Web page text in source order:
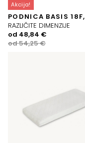
Akcija!
PODNICA BASIS 18F,
RAZLIČITE DIMENZIJE
od54,25€
Izvorna
cijena
od 48,84 €
Trenutna
cijena